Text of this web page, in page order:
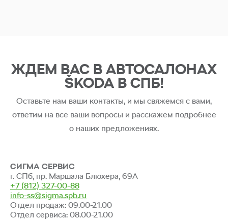
ЖДЕМ ВАС В АВТОСАЛОНАХ
ŠKODA В СПБ!
Оставьте нам ваши контакты, и мы свяжемся с вами,
ответим на все ваши вопросы и расскажем подробнее
о наших предложениях.
СИГМА СЕРВИС
г. СПб, пр. Маршала Блюхера, 69А
+7 (812) 327-00-88
info-ss@sigma.spb.ru
Отдел продаж: 09.00-21.00
Отдел сервиса: 08.00-21.00